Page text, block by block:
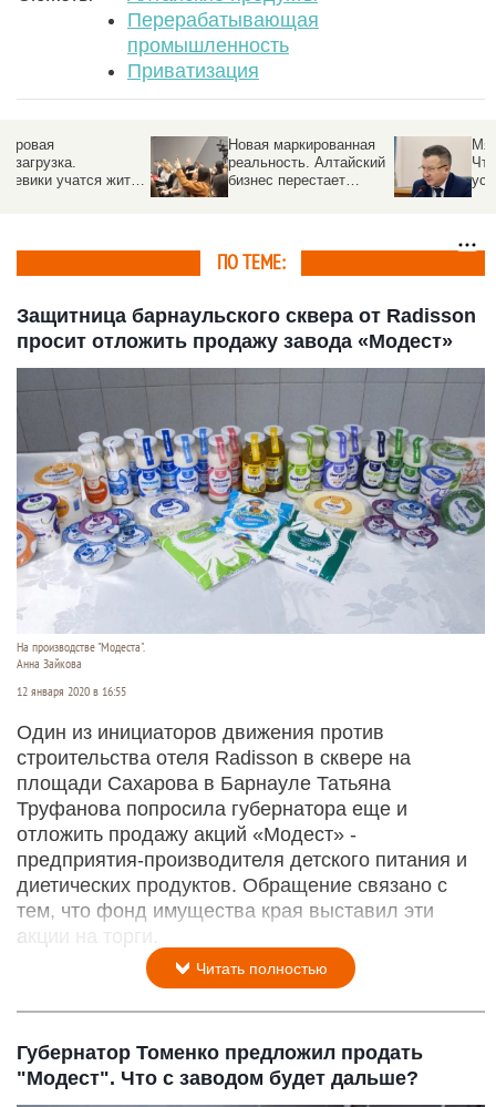
Перерабатывающая
промышленность
Приватизация
Новая маркированная
реальность. Алтайский
бизнес перестает
«плавать» в «Честном
Мясо, БАДы и водка.
Что формировало
успехи и неудачи
пищевой
ПО ТЕМЕ:
Защитница барнаульского сквера от Radisson
просит отложить продажу завода «Модест»
На производстве "Модеста".
Анна Зайкова
12 января 2020 в 16:55
Один из инициаторов движения против
строительства отеля Radisson в сквере на
площади Сахарова в Барнауле Татьяна
Труфанова попросила губернатора еще и
отложить продажу акций «Модест» -
предприятия-производителя детского питания и
диетических продуктов. Обращение связано с
тем, что фонд имущества края выставил эти
акции на торги.
Читать полностью
Губернатор Томенко предложил продать
"Модест". Что с заводом будет дальше?